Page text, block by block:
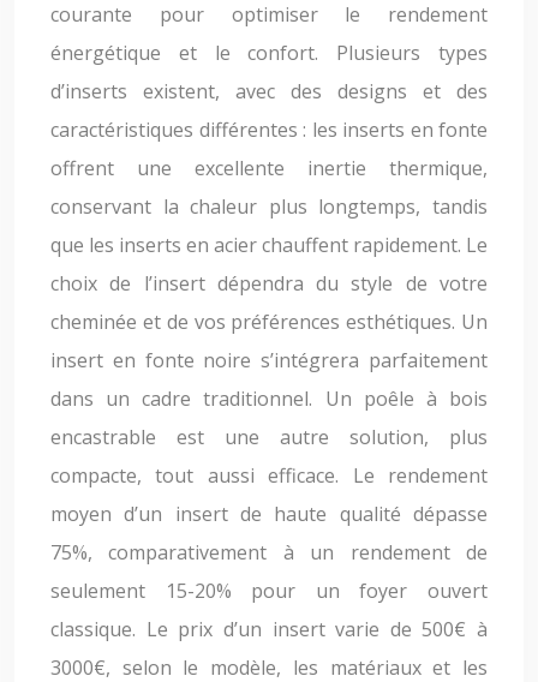
courante pour optimiser le rendement
énergétique et le confort. Plusieurs types
d’inserts existent, avec des designs et des
caractéristiques différentes : les inserts en fonte
offrent une excellente inertie thermique,
conservant la chaleur plus longtemps, tandis
que les inserts en acier chauffent rapidement. Le
choix de l’insert dépendra du style de votre
cheminée et de vos préférences esthétiques. Un
insert en fonte noire s’intégrera parfaitement
dans un cadre traditionnel. Un poêle à bois
encastrable est une autre solution, plus
compacte, tout aussi efficace. Le rendement
moyen d’un insert de haute qualité dépasse
75%, comparativement à un rendement de
seulement 15-20% pour un foyer ouvert
classique. Le prix d’un insert varie de 500€ à
3000€, selon le modèle, les matériaux et les